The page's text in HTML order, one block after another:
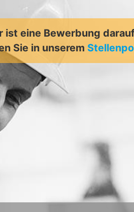
eine Bewerbung
Sie in unserem